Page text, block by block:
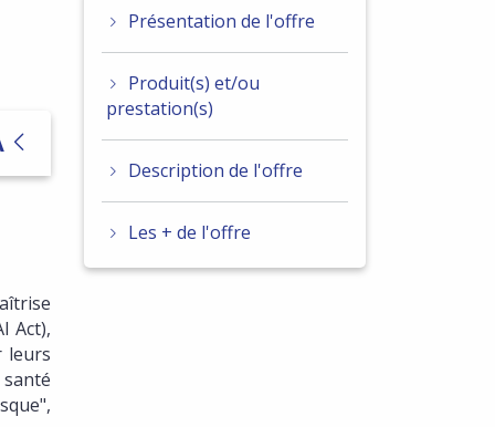
Act),
leurs
Présentation de l'offre
Produit(s) et/ou
prestation(s)
Description de l'offre
Les + de l'offre